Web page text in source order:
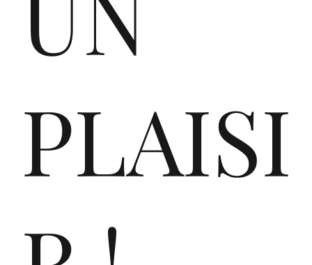
PLAISI
de
r